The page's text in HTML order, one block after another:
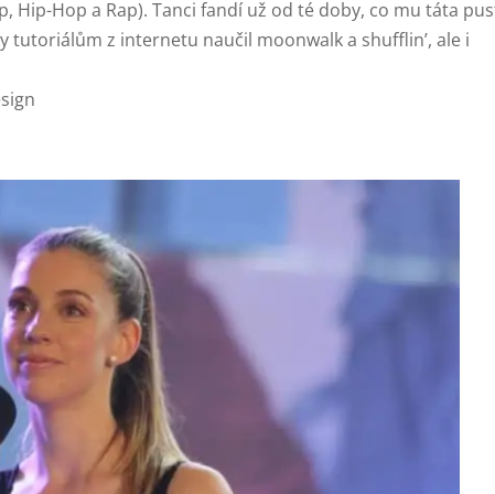
Hip-Hop a Rap). Tanci fandí už od té doby, co mu táta
tutoriálům z internetu naučil moonwalk a shufflin’, ale i